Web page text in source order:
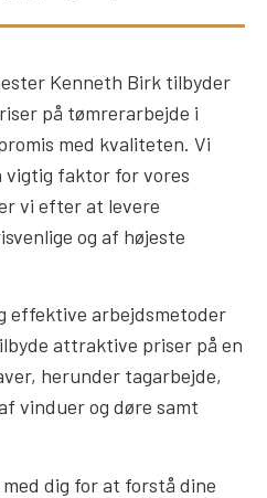
Kenneth Birk tilbyder
på tømrerarbejde i
med kvaliteten. Vi
vigtig faktor for vores
vi efter at levere
og af højeste
effektive arbejdsmetoder
attraktive priser på en
herunder tagarbejde,
vinduer og døre samt
dig for at forstå dine